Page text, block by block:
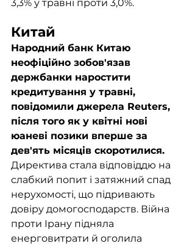
3,3% у травні проти 3,0%.
Китай
Народний банк Китаю
неофіційно зобов'язав
держбанки наростити
кредитування у травні,
повідомили джерела Reuters,
після того як у квітні нові
юаневі позики вперше за
дев'ять місяців скоротилися.
Директива стала відповіддю на
слабкий попит і затяжний спад
нерухомості, що підривають
довіру домогосподарств. Війна
проти Ірану підняла
енерговитрати й оголила